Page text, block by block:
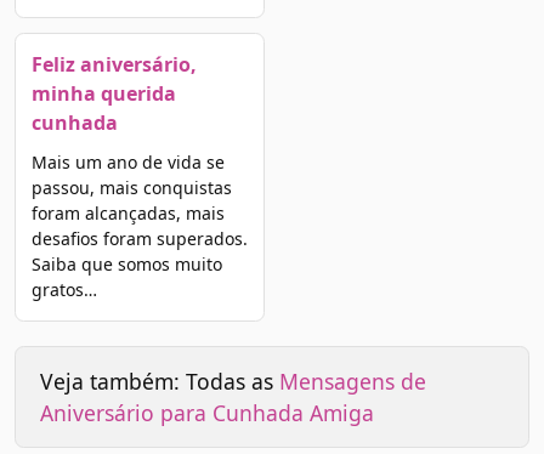
Feliz aniversário,
minha querida
cunhada
Mais um ano de vida se
passou, mais conquistas
foram alcançadas, mais
desafios foram superados.
Saiba que somos muito
gratos…
Veja também: Todas as Mensagens de
Aniversário para Cunhada Amiga